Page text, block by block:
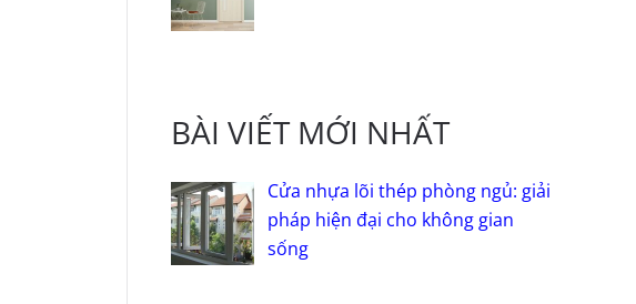
BÀI VIẾT MỚI NHẤT
Cửa nhựa lõi thép phòng ngủ: giải
pháp hiện đại cho không gian
sống